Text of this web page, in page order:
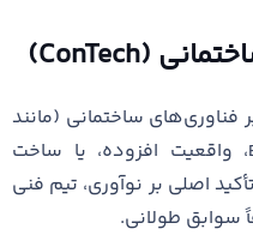
ساختمانی (مانند
مدل‌سازی اطلاعات ساختمان BIM، واقعیت افزوده، یا ساخت
اصلی بر نوآوری، تیم فنی
سوابق طولانی.